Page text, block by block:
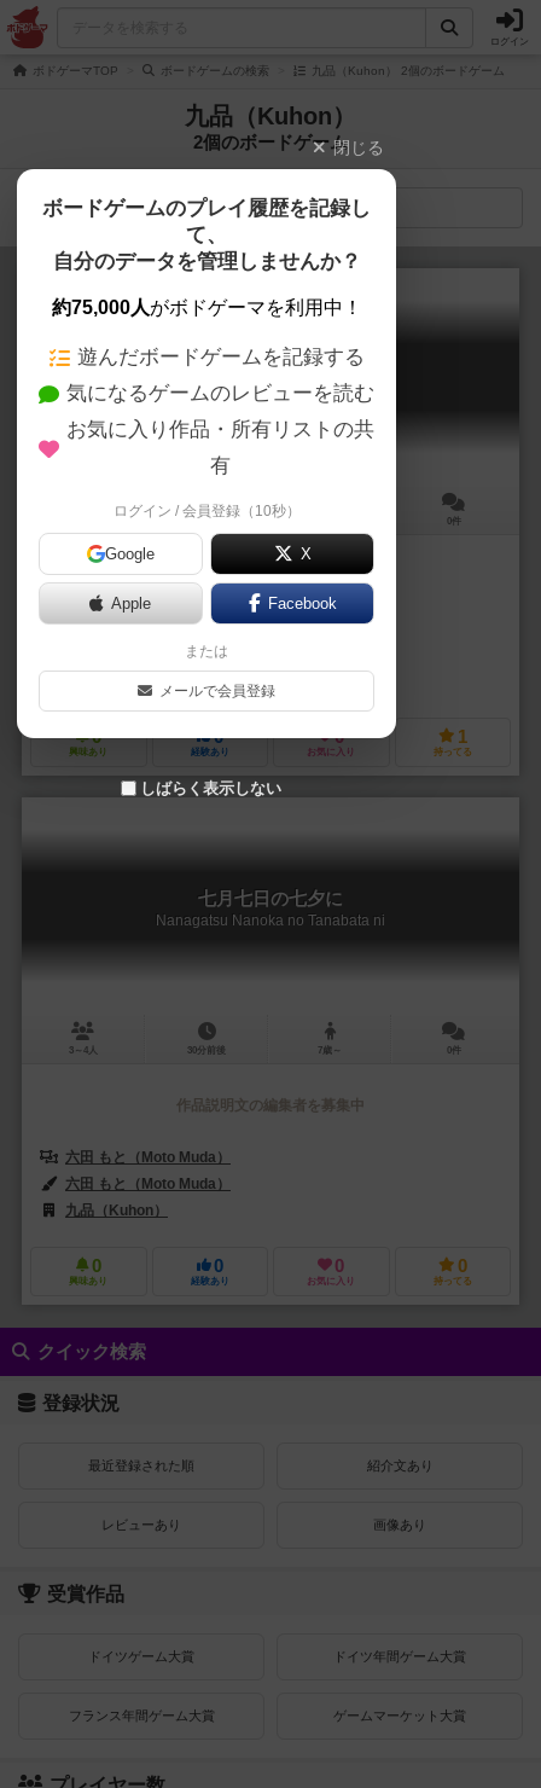
ログイン
ボドゲーマTOP ボードゲームの検索 九品（Kuhon） 2個のボードゲーム
九品（Kuhon）
2個のボードゲーム
検索メニュー
マジョルスシシュ
Majorusushishu
30分前後 0件
作品説明文の編集者を募集中
六田 もと（Moto Muda）
六田 もと（Moto Muda）
九品（Kuhon）
0
興味あり
0
経験あり
0
お気に入り
1
持ってる
七月七日の七夕に
Nanagatsu Nanoka no Tanabata ni
3～4人 30分前後 7歳～ 0件
作品説明文の編集者を募集中
六田 もと（Moto Muda）
六田 もと（Moto Muda）
九品（Kuhon）
0
興味あり
0
経験あり
0
お気に入り
0
持ってる
クイック検索
登録状況
最近登録された順 紹介文あり
レビューあり 画像あり
受賞作品
ドイツゲーム大賞 ドイツ年間ゲーム大賞
フランス年間ゲーム大賞 ゲームマーケット大賞
閉じる
ボードゲームのプレイ履歴を記録し
て、
自分のデータを管理しませんか？
約75,000人がボドゲーマを利用中！
遊んだボードゲームを記録する
気になるゲームのレビューを読む
お気に入り作品・所有リストの共
有
ログイン / 会員登録（10秒）
Google X
Apple Facebook
または
メールで会員登録
しばらく表示しない